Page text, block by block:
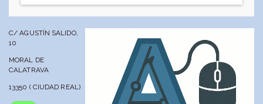
C/ AGUSTÍN SALIDO,
10
MORAL DE
CALATRAVA
13350 ( CIUDAD REAL)